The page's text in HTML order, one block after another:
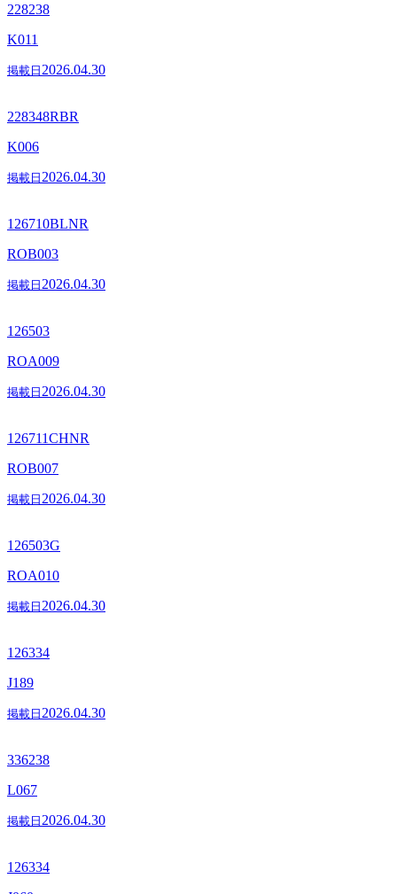
228238
K011
掲載日 2026.04.30
228348RBR
K006
掲載日 2026.04.30
126710BLNR
ROB003
掲載日 2026.04.30
126503
ROA009
掲載日 2026.04.30
126711CHNR
ROB007
掲載日 2026.04.30
126503G
ROA010
掲載日 2026.04.30
126334
J189
掲載日 2026.04.30
336238
L067
掲載日 2026.04.30
126334